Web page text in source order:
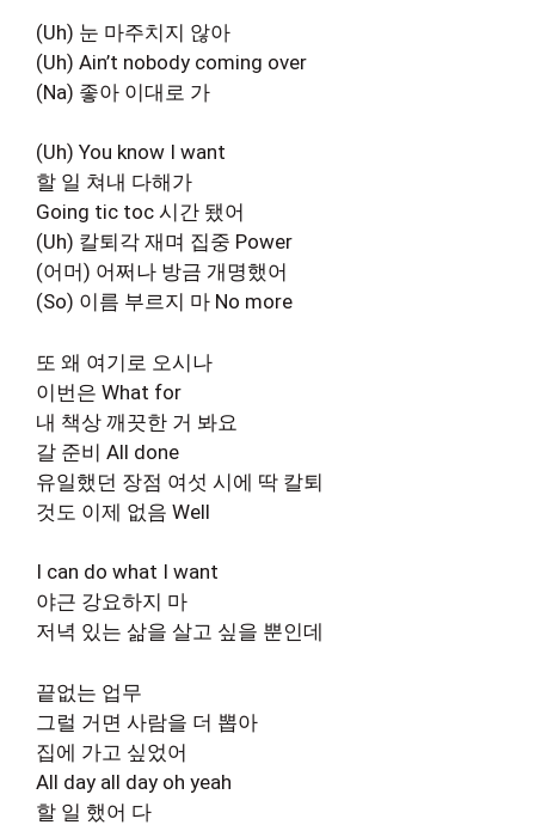
(Uh) 눈 마주치지 않아
(Uh) Ain’t nobody coming over
(Na) 좋아 이대로 가
(Uh) You know I want
할 일 쳐내 다해가
Going tic toc 시간 됐어
(Uh) 칼퇴각 재며 집중 Power
(어머) 어쩌나 방금 개명했어
(So) 이름 부르지 마 No more
또 왜 여기로 오시나
이번은 What for
내 책상 깨끗한 거 봐요
갈 준비 All done
유일했던 장점 여섯 시에 딱 칼퇴
것도 이제 없음 Well
I can do what I want
야근 강요하지 마
저녁 있는 삶을 살고 싶을 뿐인데
끝없는 업무
그럴 거면 사람을 더 뽑아
집에 가고 싶었어
All day all day oh yeah
할 일 했어 다